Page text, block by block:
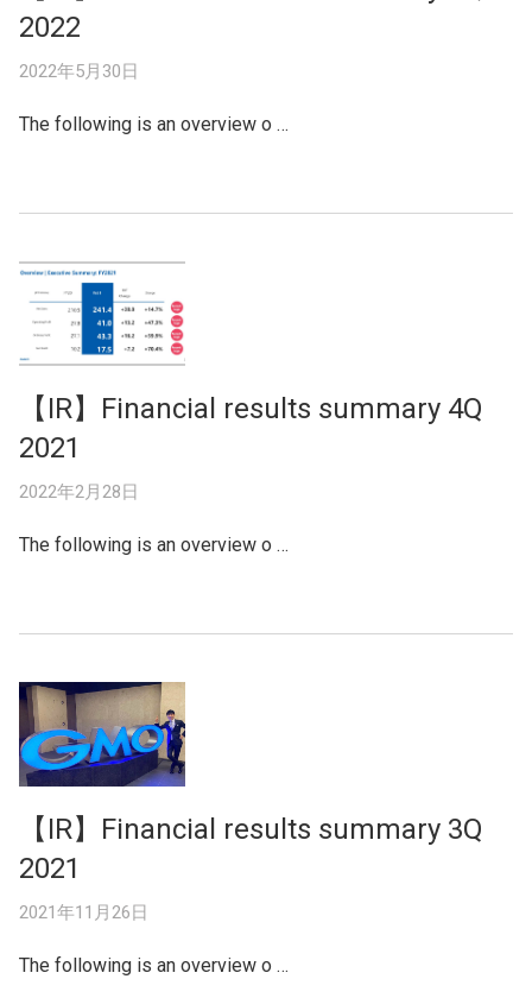
2022
2022年5月30日
The following is an overview o …
【IR】Financial results summary 4Q
2021
2022年2月28日
The following is an overview o …
【IR】Financial results summary 3Q
2021
2021年11月26日
The following is an overview o …